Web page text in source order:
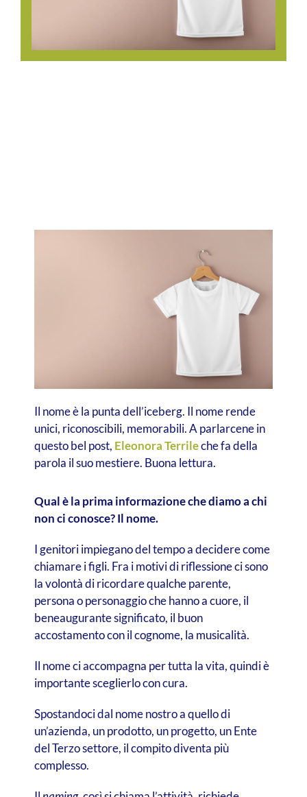
Il nome è la punta dell’iceberg. Il nome rende
unici, riconoscibili, memorabili. A parlarcene in
questo bel post, Eleonora Terrileche fa della
parola il suo mestiere. Buona lettura.
Qual è la prima informazione che diamo a chi
non ci conosce? Il nome.
I genitori impiegano del tempo a decidere come
chiamare i figli. Fra i motivi di riflessione ci sono
la volontà di ricordare qualche parente,
persona o personaggio che hanno a cuore, il
beneaugurante significato, il buon
accostamento con il cognome, la musicalità.
Il nome ci accompagna per tutta la vita, quindi è
importante sceglierlo con cura.
Spostandoci dal nome nostro a quello di
un’azienda, un prodotto, un progetto, un Ente
del Terzo settore, il compito diventa più
complesso.